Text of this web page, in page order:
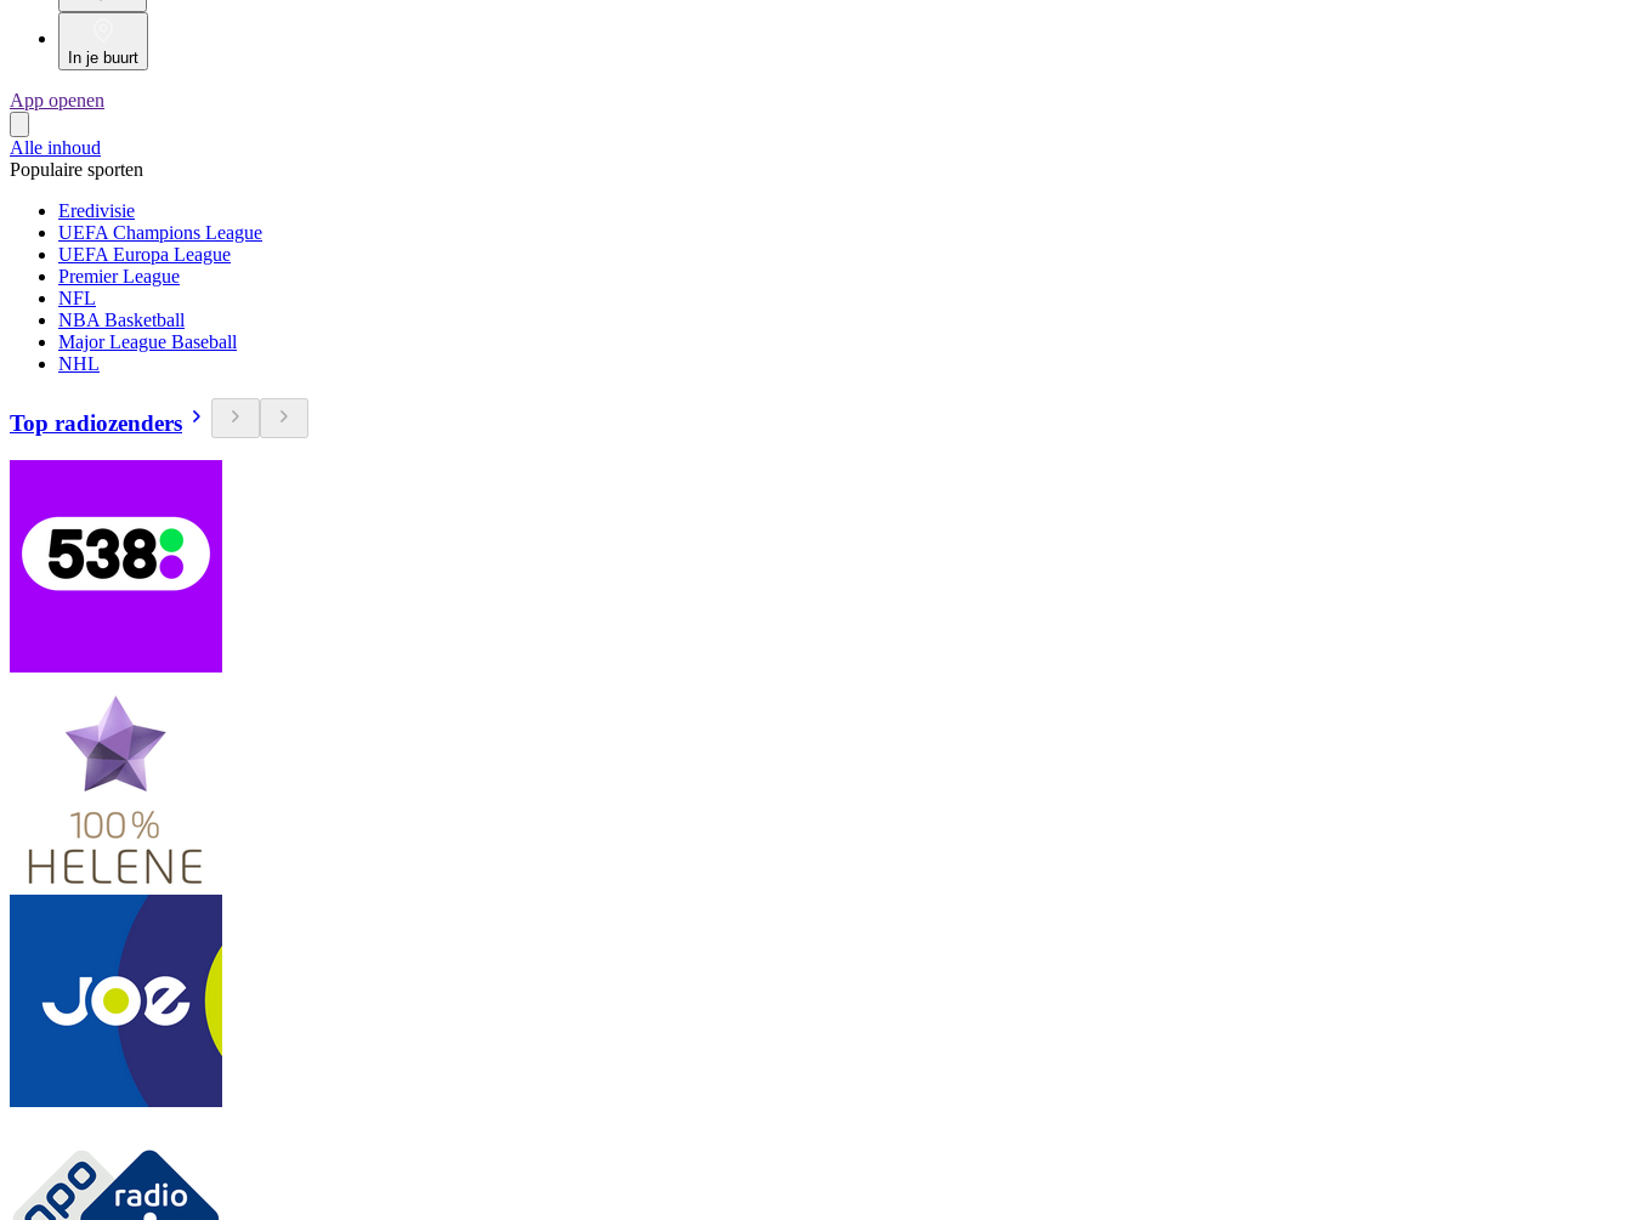
In je buurt
App openen
Alle inhoud
Populaire sporten
Eredivisie
UEFA Champions League
UEFA Europa League
Premier League
NFL
NBA Basketball
Major League Baseball
NHL
Top radiozenders